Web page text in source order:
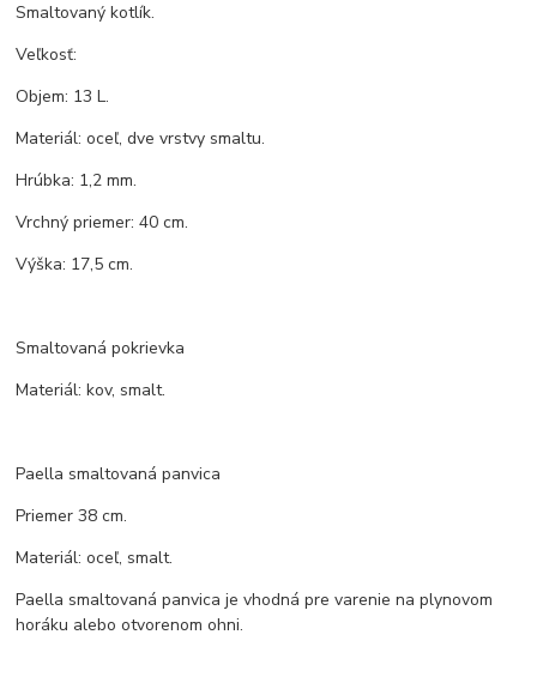
Smaltovaný kotlík.
Veľkosť:
Objem: 13 L.
Materiál: oceľ, dve vrstvy smaltu.
Hrúbka: 1,2 mm.
Vrchný priemer: 40 cm.
Výška: 17,5 cm.
Smaltovaná pokrievka
Materiál: kov, smalt.
Paella smaltovaná panvica
Priemer 38 cm.
Materiál: oceľ, smalt.
Paella smaltovaná panvica je vhodná pre varenie na plynovom
horáku alebo otvorenom ohni.